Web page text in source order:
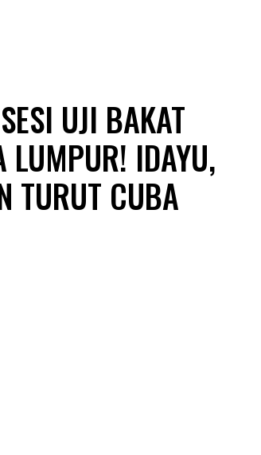
UJI BAKAT
IDAYU,
TURUT CUBA